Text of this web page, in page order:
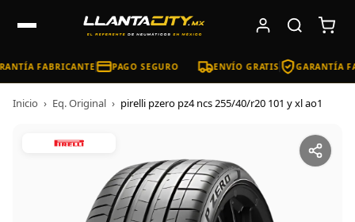
FABRICANTE PAGO SEGURO ENVÍO GRATIS GARANTÍA
Inicio › Eq. Original › pirelli pzero pz4 ncs 255/40/r20 101 y xl ao1